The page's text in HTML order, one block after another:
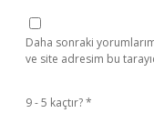
Daha sonraki
ve site adresim bu
9 - 5 kaçtır?*